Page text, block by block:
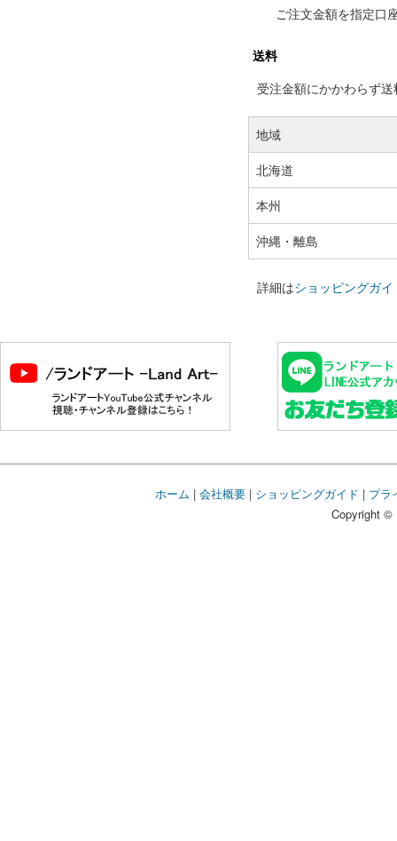
ご注文金額を指定口
送料
受注金額にかかわらず
地域
北海道
本州
沖縄・離島
詳細はショッピングガイ
ホーム | 会社概要| ショッピングガイド | プラ
Copyright ©